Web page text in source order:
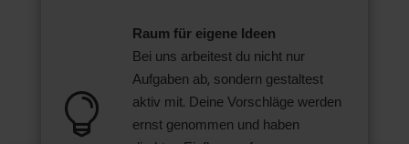

Raum für eigene Ideen
Bei uns arbeitest du nicht nur
Aufgaben ab, sondern gestaltest
aktiv mit. Deine Vorschläge werden
ernst genommen und haben